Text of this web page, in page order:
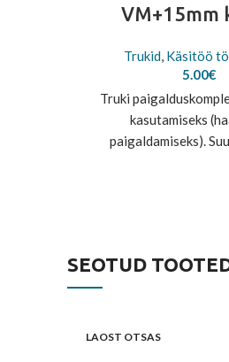
VM+15mm
Trukid, Käsitöö
5.00€
Truki
kasutamiseks
paigaldamiseks).
SEOTUD
LAOST OTSAS